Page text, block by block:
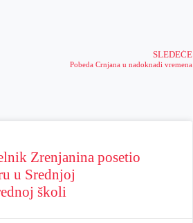
SLEDEĆE
Pobeda Crnjana u nadoknadi vremena
Zrenjanina posetio
u Srednjoj
školi